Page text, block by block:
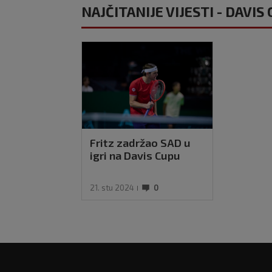
NAJČITANIJE VIJESTI - DAVIS
Fritz zadržao SAD u
igri na Davis Cupu
21. stu 2024 0